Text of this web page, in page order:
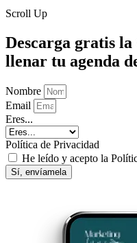
Scroll Up
Descarga gratis
llenar tu agenda
Nombre
Email
Eres...
Política de Privacidad
He leído y acepto la
Sí, envíamela